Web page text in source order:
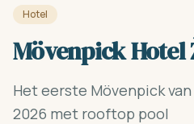
Hotel
Mövenpick Hotel
Het eerste Mövenpick
2026 met rooftop pool